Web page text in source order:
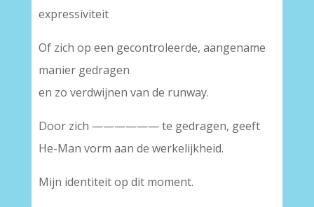
expressiviteit
Of zich op een gecontroleerde, aangename
manier gedragen
en zo verdwijnen van de runway.
Door zich —————— te gedragen, geeft
He-Man vorm aan de werkelijkheid.
Mijn identiteit op dit moment.